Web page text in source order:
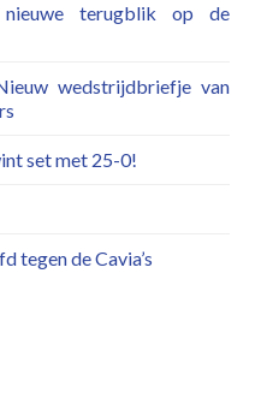
nieuwe terugblik op de
wedstrijdbriefje van
set met 25-0!
tegen de Cavia’s